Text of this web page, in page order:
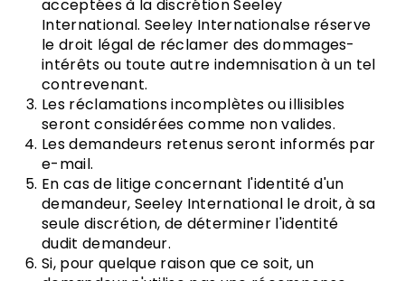
acceptées à la discrétion Seeley
International. Seeley Internationalse réserve
le droit légal de réclamer des dommages-
intérêts ou toute autre indemnisation à un tel
contrevenant.
Les réclamations incomplètes ou illisibles
seront considérées comme non valides.
Les demandeurs retenus seront informés par
e-mail.
En cas de litige concernant l'identité d'un
demandeur, Seeley International le droit, à sa
seule discrétion, de déterminer l'identité
dudit demandeur.
Si, pour quelque raison que ce soit, un